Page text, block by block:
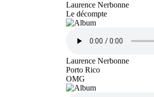
Laurence Nerbonne
Le décompte
Laurence Nerbonne
Porto Rico
OMG